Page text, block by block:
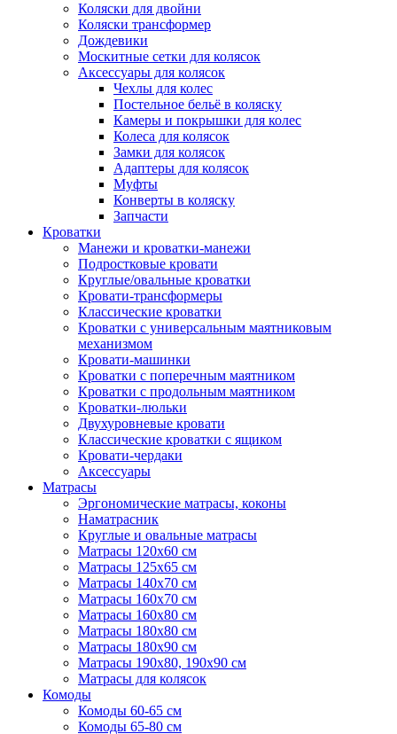
Коляски для двойни
Коляски трансформер
Дождевики
Москитные сетки для колясок
Аксессуары для колясок
Чехлы для колес
Постельное бельё в коляску
Камеры и покрышки для колес
Колеса для колясок
Замки для колясок
Адаптеры для колясок
Муфты
Конверты в коляску
Запчасти
Кроватки
Манежи и кроватки-манежи
Подростковые кровати
Круглые/овальные кроватки
Кровати-трансформеры
Классические кроватки
Кроватки с универсальным маятниковым
механизмом
Кровати-машинки
Кроватки с поперечным маятником
Кроватки с продольным маятником
Кроватки-люльки
Двухуровневые кровати
Классические кроватки с ящиком
Кровати-чердаки
Аксессуары
Матрасы
Эргономические матрасы, коконы
Наматрасник
Круглые и овальные матрасы
Матрасы 120х60 см
Матрасы 125х65 см
Матрасы 140х70 см
Матрасы 160х70 см
Матрасы 160х80 см
Матрасы 180х80 см
Матрасы 180х90 см
Матрасы 190х80, 190х90 см
Матрасы для колясок
Комоды
Комоды 60-65 см
Комоды 65-80 см